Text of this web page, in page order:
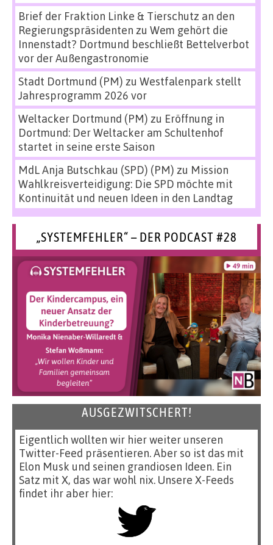
Brief der Fraktion Linke & Tierschutz an den
Regierungspräsidenten zu Wem gehört die
Innenstadt? Dortmund beschließt Bettelverbot
vor der Außengastronomie
Stadt Dortmund (PM) zu Westfalenpark stellt
Jahresprogramm 2026 vor
Weltacker Dortmund (PM) zu Eröffnung in
Dortmund: Der Weltacker am Schultenhof
startet in seine erste Saison
MdL Anja Butschkau (SPD) (PM) zu Mission
Wahlkreisverteidigung: Die SPD möchte mit
Kontinuität und neuen Ideen in den Landtag
„SYSTEMFEHLER“ – DER PODCAST #28
AUSGEZWITSCHERT!
Eigentlich wollten wir hier weiter unseren
Twitter-Feed präsentieren. Aber so ist das mit
Elon Musk und seinen grandiosen Ideen. Ein
Satz mit X, das war wohl nix. Unsere X-Feeds
findet ihr aber hier: